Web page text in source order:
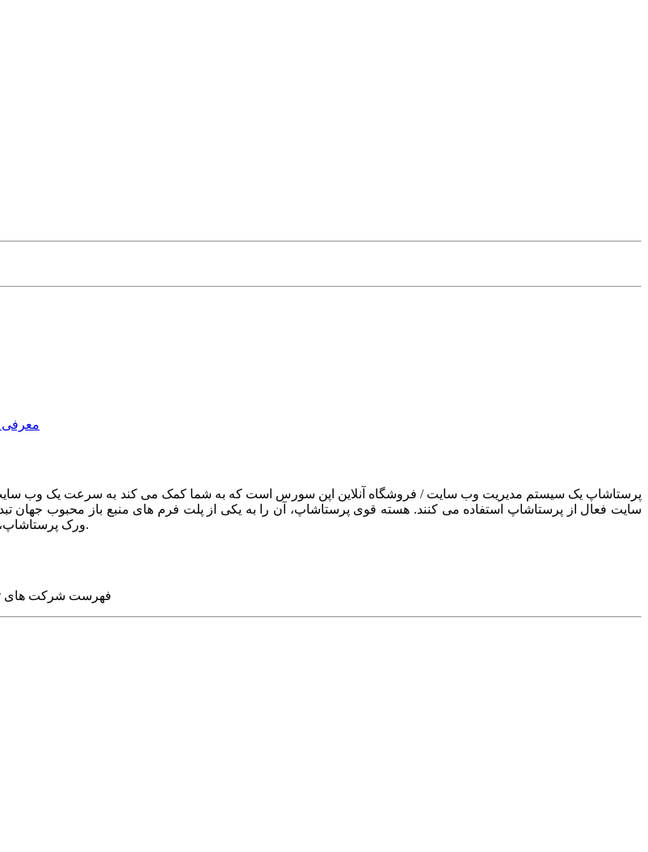
معرفی
سایت فعال از پرستاشاپ استفاده می کنند. هسته قوی پرستاشاپ، آن را به یکی از پلت فرم های منبع باز محبوب جهان
ورک پرستاشاپ، حرفه ای ترین وب سایت های روز جهان را برای شما طراحی می کنیم.
فهرست شرکت های